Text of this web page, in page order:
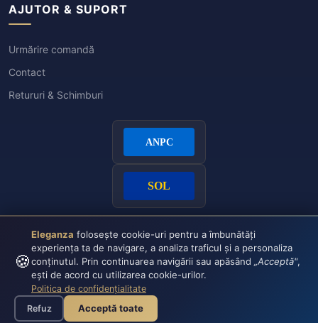
AJUTOR & SUPORT
Urmărire comandă
Contact
Retururi & Schimburi
Plata securizată: VISA
© 2026 Eleganza - Toate drepturile rezervate
🍪
Eleganza folosește cookie-uri pentru a îmbunătăți
experiența ta de navigare, a analiza traficul și a personaliza
conținutul. Prin continuarea navigării sau apăsând „Acceptă",
ești de acord cu utilizarea cookie-urilor.
Politica de confidențialitate
Refuz
Acceptă toate